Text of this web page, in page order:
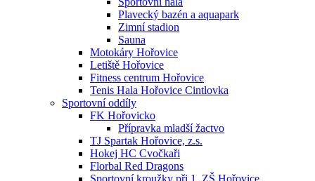
Plavecký bazén a aquapark
Zimní stadion
Sauna
Motokáry Hořovice
Letiště Hořovice
Fitness centrum Hořovice
Tenis Hala Hořovice Cintlovka
Sportovní oddíly
FK Hořovicko
Přípravka mladší žactvo
TJ Spartak Hořovice, z.s.
Hokej HC Cvočkaři
Florbal Red Dragons
Sportovní kroužky při 1. ZŠ Hořovice